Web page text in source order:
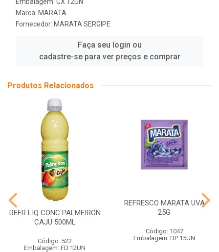
Marca: MARATA
Fornecedor: MARATA SERGIPE
Faça seu login ou
cadastre-se para ver preços e comprar
Produtos Relacionados
REFR LIQ CONC PALMEIRON
CAJU 500ML
Código: 522
Embalagem: FD 12UN
REFRESCO MARATA UVA
25G
Código: 1047
Embalagem: DP 15UN